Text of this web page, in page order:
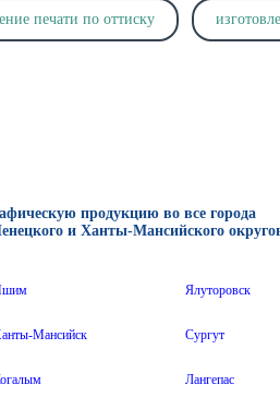
печати по оттиску
заказать гербовую печать Тюмень
штемпельная краска
продукцию во все города
и Ханты-Мансийского
Ялуторовск
Мансийск Сургут
Лангепас